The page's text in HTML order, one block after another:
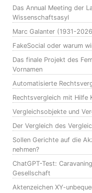
Das Annual Meeting der
Wissenschaftsasyl
Marc Galanter (1931-
FakeSocial oder warum
Das finale Projekt des
Vornamen
Automatisierte
Rechtsvergleich mit Hilfe
Vergleichsobjekte und
Der Vergleich des
Sollen Gerichte auf die
nehmen?
ChatGPT-Test:
Gesellschaft
Aktenzeichen XY-